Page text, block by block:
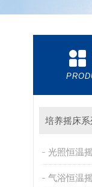
培养摇床系
光照恒温
气浴恒温